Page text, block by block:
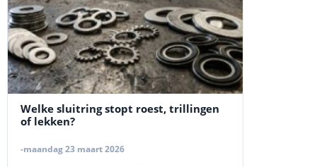
Welke sluitring stopt roest, trillingen
of lekken?
-maandag 23 maart 2026